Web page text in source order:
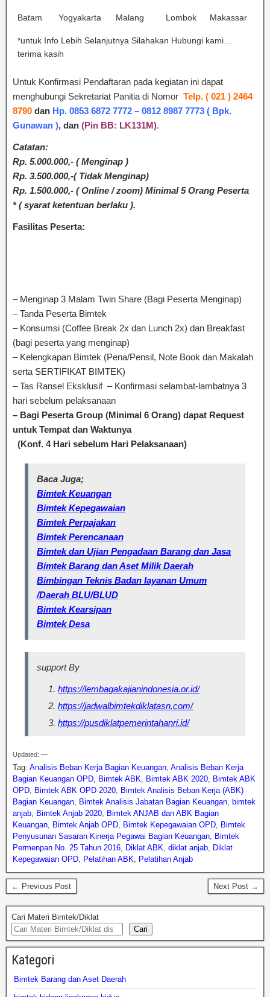
Batam Yogyakarta Malang Lombok Makassar
*untuk Info Lebih Selanjutnya Silahakan Hubungi kami…
terima kasih
Untuk Konfirmasi Pendaftaran pada kegiatan ini dapat
menghubungi Sekretariat Panitia di Nomor Telp. ( 021 ) 2464
8790 dan Hp. 0853 6872 7772 – 0812 8987 7773 ( Bpk.
Gunawan ), dan (Pin BB: LK131M).
Catatan:
Rp. 5.000.000,- ( Menginap )
Rp. 3.500.000,-( Tidak Menginap)
Rp. 1.500.000,- ( Online / zoom) Minimal 5 Orang Peserta
* ( syarat ketentuan berlaku ).
Fasilitas Peserta:
– Menginap 3 Malam Twin Share (Bagi Peserta Menginap)
– Tanda Peserta Bimtek
– Konsumsi (Coffee Break 2x dan Lunch 2x) dan Breakfast
(bagi peserta yang menginap)
– Kelengkapan Bimtek (Pena/Pensil, Note Book dan Makalah
serta SERTIFIKAT BIMTEK)
– Tas Ransel Eksklusif – Konfirmasi selambat-lambatnya 3
hari sebelum pelaksanaan
– Bagi Peserta Group (Minimal 6 Orang) dapat Request
untuk Tempat dan Waktunya
(Konf. 4 Hari sebelum Hari Pelaksanaan)
Baca Juga;
Bimtek Keuangan
Bimtek Kepegawaian
Bimtek Perpajakan
Bimtek Perencanaan
Bimtek dan Ujian Pengadaan Barang dan Jasa
Bimtek Barang dan Aset Milik Daerah
Bimbingan Teknis Badan layanan Umum
/Daerah BLU/BLUD
Bimtek Kearsipan
Bimtek Desa
support By
https://lembagakajianindonesia.or.id/
https://jadwalbimtekdiklatasn.com/
https://pusdiklatpemerintahanri.id/
Updated: —
Tag: Analisis Beban Kerja Bagian Keuangan, Analisis Beban Kerja
Bagian Keuangan OPD, Bimtek ABK, Bimtek ABK 2020, Bimtek ABK
OPD, Bimtek ABK OPD 2020, Bimtek Analisis Beban Kerja (ABK)
Bagian Keuangan, Bimtek Analisis Jabatan Bagian Keuangan, bimtek
anjab, Bimtek Anjab 2020, Bimtek ANJAB dan ABK Bagian
Keuangan, Bimtek Anjab OPD, Bimtek Kepegawaian OPD, Bimtek
Penyusunan Sasaran Kinerja Pegawai Bagian Keuangan, Bimtek
Permenpan No. 25 Tahun 2016, Diklat ABK, diklat anjab, Diklat
Kepegawaian OPD, Pelatihan ABK, Pelatihan Anjab
← Previous Post Next Post →
Cari Materi Bimtek/Diklat
Cari
Kategori
Bimtek Barang dan Aset Daerah